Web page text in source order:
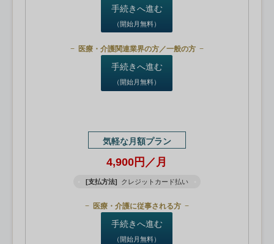
手続きへ進む
（開始月無料）
医療・介護関連業界の方／一般の方
手続きへ進む
（開始月無料）
気軽な月額プラン
4,900円／月
[支払方法] クレジットカード払い
医療・介護に従事される方
手続きへ進む
（開始月無料）